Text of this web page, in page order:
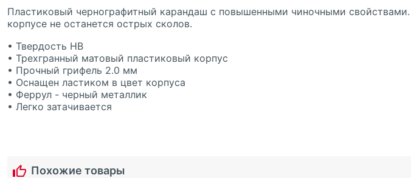
Пластиковый чернографитный карандаш с повышенными чиночными
корпусе не останется острых сколов.
• Твердость HB
• Трехгранный матовый пластиковый корпус
• Прочный грифель 2.0 мм
• Оснащен ластиком в цвет корпуса
• Феррул - черный металлик
• Легко затачивается
Похожие товары